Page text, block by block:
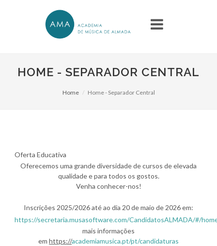
HOME - SEPARADOR CENTRAL
Home Home - Separador Central
Oferta Educativa
Oferecemos uma grande diversidade de cursos de elevada
qualidade e para todos os gostos.
Venha conhecer-nos!
Inscrições 2025/2026 até ao dia 20 de maio de 2026 em:
https://secretaria.musasoftware.com/CandidatosALMADA/#/
mais informações
em https://academiamusica.pt/pt/candidaturas